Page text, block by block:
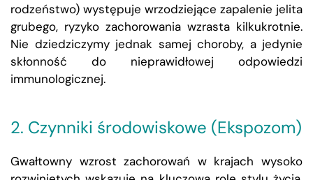
rodzeństwo) występuje wrzodziejące zapalenie jelita
grubego, ryzyko zachorowania wzrasta kilkukrotnie.
Nie dziedziczymy jednak samej choroby, a jedynie
skłonność do nieprawidłowej odpowiedzi
immunologicznej.
2. Czynniki środowiskowe (Ekspozom)
Gwałtowny wzrost zachorowań w krajach wysoko